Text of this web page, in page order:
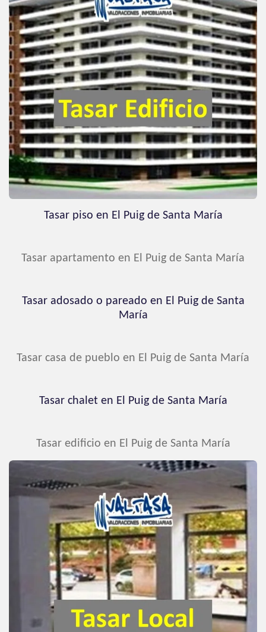
Tasar piso en El Puig de Santa María
Tasar apartamento en El Puig de Santa María
Tasar adosado o pareado en El Puig de Santa
María
Tasar casa de pueblo en El Puig de Santa María
Tasar chalet en El Puig de Santa María
Tasar edificio en El Puig de Santa María